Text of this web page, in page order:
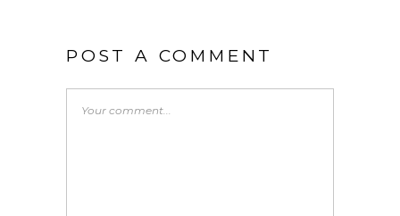
POST A COMMENT